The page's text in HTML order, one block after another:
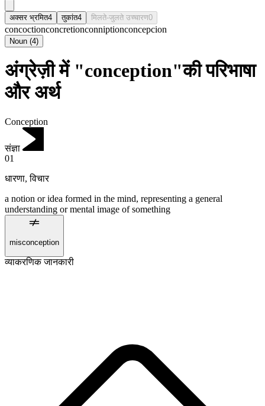
अक्सर भ्रमित4 तुकांत4 मिलते-जुलते उच्चारण0
concoctionconcretionconniptionconcepcion
Noun (4)
अंग्रेज़ी में "conception"की परिभाषा
और अर्थ
Conception
संज्ञा
01
धारणा,विचार
a notion or idea formed in the mind, representing a general
understanding or mental image of something
misconception
व्याकरणिक जानकारी